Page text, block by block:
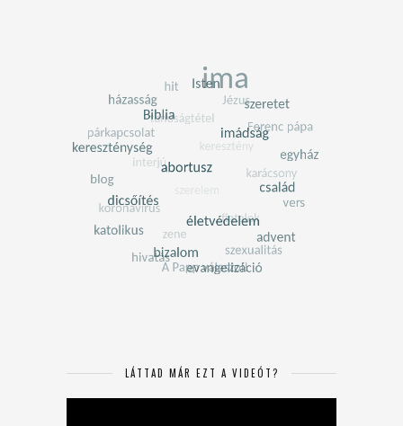
LÁTTAD MÁR EZT A VIDEÓT?